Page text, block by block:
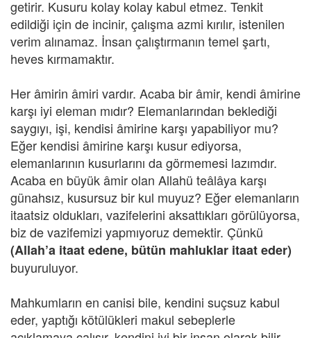
getirir. Kusuru kolay kolay kabul etmez. Tenkit
edildiği için de incinir, çalışma azmi kırılır, istenilen
verim alınamaz. İnsan çalıştırmanın temel şartı,
heves kırmamaktır.
Her âmirin âmiri vardır. Acaba bir âmir, kendi âmirine
karşı iyi eleman mıdır? Elemanlarından beklediği
saygıyı, işi, kendisi âmirine karşı yapabiliyor mu?
Eğer kendisi âmirine karşı kusur ediyorsa,
elemanlarının kusurlarını da görmemesi lazımdır.
Acaba en büyük âmir olan Allahü teâlâya karşı
günahsız, kusursuz bir kul muyuz? Eğer elemanların
itaatsiz oldukları, vazifelerini aksattıkları görülüyorsa,
biz de vazifemizi yapmıyoruz demektir. Çünkü
(Allah’a itaat edene, bütün mahluklar itaat eder)
buyuruluyor.
Mahkumların en canisi bile, kendini suçsuz kabul
eder, yaptığı kötülükleri makul sebeplerle